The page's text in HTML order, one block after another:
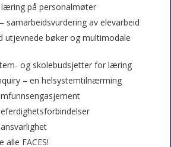
på personalmøter
samarbeidsvurdering av elevarbeid
utjevnede bøker og multimodale
og skolebudsjetter for læring
– en helsystemtilnærming
alle FACES!